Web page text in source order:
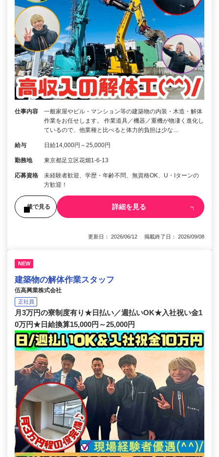
仕事内容
一般家屋やビル・マンション等の建築物の内装・木造・解体
作業をお任せします。 作業道具／機器／重機が物凄く進化し
ているので、他業種と比べると体力的負担は少な…
給与 日給14,000円～25,000円
勤務地 東京都足立区花畑1-6-13
応募資格
未経験者歓迎、学歴・年齢不問、無資格OK、U・Iターンの
方歓迎！
後で見る 詳細を見る
更新日： 2026/06/12 掲載終了日： 2026/09/08
NEW
建築物の解体作業スタッフ
伍高興業株式会社
正社員
月3万円の寮制度有り★日払い／週払いOK★入社祝い金1
0万円★日給換算15,000円～25,000円